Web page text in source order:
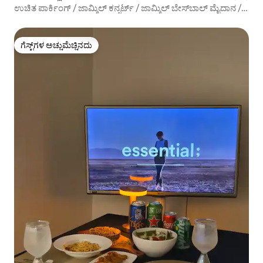
ಉಚಿತ ಪಾರ್ಕಿಂಗ್ / ಜಾಮ್ಶಿಲ್ ಕನ್ಸರ್ಟ್ / ಜಾಮ್ಶಿಲ್ ಬೇಸ್‌ಬಾಲ್ ಮೈದಾನ /
ಗೆಸ್ಟ್‌ಗಳ ಅಚ್ಚುಮೆಚ್ಚಿನದು
ಗೆಸ್ಟ್‌ಗಳ ಅಚ್ಚುಮೆಚ್ಚಿನದು